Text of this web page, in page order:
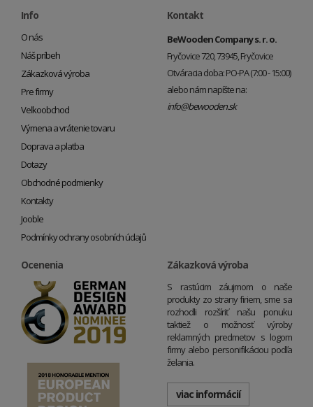
Info
O nás
Náš príbeh
Zákazková výroba
Pre firmy
Veľkoobchod
Výmena a vrátenie tovaru
Doprava a platba
Dotazy
Obchodné podmienky
Kontakty
Jooble
Podmínky ochrany osobních údajů
Kontakt
BeWooden Company s. r. o.
Fryčovice 720, 73945, Fryčovice
Otváracia doba: PO-PA (7:00 - 15:00)
alebo nám napíšte na:
info@bewooden.sk
Ocenenia Zákazková výroba
S rastúcim záujmom o naše
produkty zo strany firiem, sme sa
rozhodli rozšíriť našu ponuku
taktiež o možnosť výroby
reklamných predmetov s logom
firmy alebo personifikáciou podľa
želania.
viac informácií